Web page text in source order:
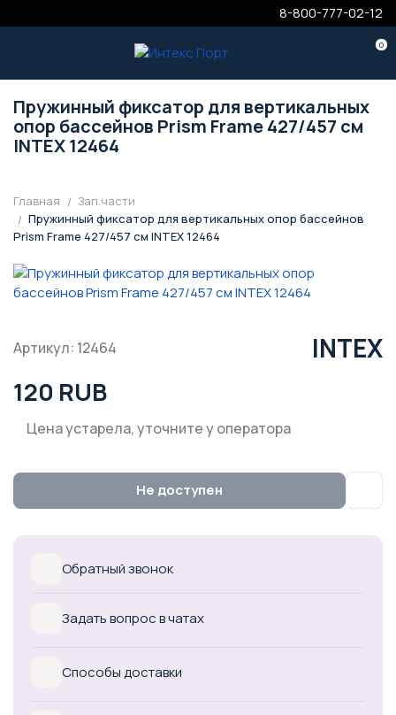
8-800-777-02-12
0
Пружинный фиксатор для вертикальных
опор бассейнов Prism Frame 427/457 см
INTEX 12464
Главная
Зап.части
Пружинный фиксатор для вертикальных опор бассейнов
Prism Frame 427/457 см INTEX 12464
Артикул: 12464 INTEX
120 RUB
Цена устарела, уточните у оператора
Не доступен
Обратный звонок
Задать вопрос в чатах
Способы доставки